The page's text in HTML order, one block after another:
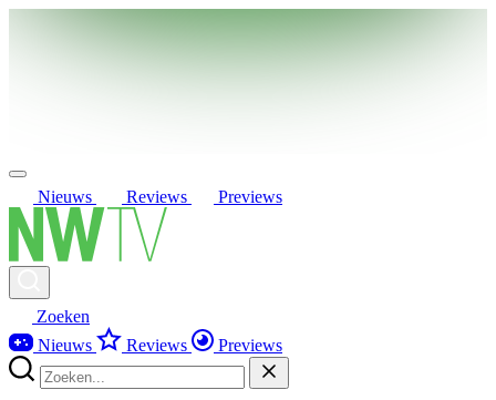
Nieuws Reviews Previews
Zoeken
Nieuws
Reviews Previews